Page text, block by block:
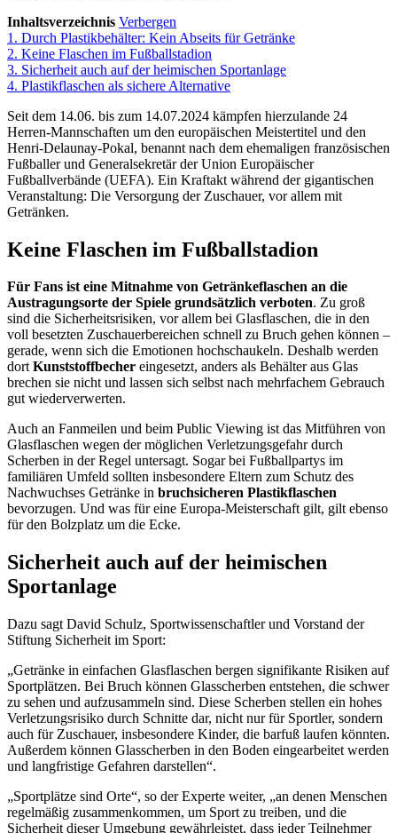
Inhaltsverzeichnis Verbergen
1. Durch Plastikbehälter: Kein Abseits für Getränke
2. Keine Flaschen im Fußballstadion
3. Sicherheit auch auf der heimischen Sportanlage
4. Plastikflaschen als sichere Alternative
Seit dem 14.06. bis zum 14.07.2024 kämpfen hierzulande 24
Herren-Mannschaften um den europäischen Meistertitel und den
Henri-Delaunay-Pokal, benannt nach dem ehemaligen französischen
Fußballer und Generalsekretär der Union Europäischer
Fußballverbände (UEFA). Ein Kraftakt während der gigantischen
Veranstaltung: Die Versorgung der Zuschauer, vor allem mit
Getränken.
Keine Flaschen im Fußballstadion
Für Fans ist eine Mitnahme von Getränkeflaschen an die
Austragungsorte der Spiele grundsätzlich verboten. Zu groß
sind die Sicherheitsrisiken, vor allem bei Glasflaschen, die in den
voll besetzten Zuschauerbereichen schnell zu Bruch gehen können –
gerade, wenn sich die Emotionen hochschaukeln. Deshalb werden
dortKunststoffbecher eingesetzt, anders als Behälter aus Glas
brechen sie nicht und lassen sich selbst nach mehrfachem Gebrauch
gut wiederverwerten.
Auch an Fanmeilen und beim Public Viewing ist das Mitführen von
Glasflaschen wegen der möglichen Verletzungsgefahr durch
Scherben in der Regel untersagt. Sogar bei Fußballpartys im
familiären Umfeld sollten insbesondere Eltern zum Schutz des
Nachwuchses Getränke in bruchsicheren Plastikflaschen
bevorzugen. Und was für eine Europa-Meisterschaft gilt, gilt ebenso
für den Bolzplatz um die Ecke.
Sicherheit auch auf der heimischen
Sportanlage
Dazu sagt David Schulz, Sportwissenschaftler und Vorstand der
Stiftung Sicherheit im Sport:
„Getränke in einfachen Glasflaschen bergen signifikante Risiken auf
Sportplätzen. Bei Bruch können Glasscherben entstehen, die schwer
zu sehen und aufzusammeln sind. Diese Scherben stellen ein hohes
Verletzungsrisiko durch Schnitte dar, nicht nur für Sportler, sondern
auch für Zuschauer, insbesondere Kinder, die barfuß laufen könnten.
Außerdem können Glasscherben in den Boden eingearbeitet werden
und langfristige Gefahren darstellen“.
„Sportplätze sind Orte“, so der Experte weiter, „an denen Menschen
regelmäßig zusammenkommen, um Sport zu treiben, und die
Sicherheit dieser Umgebung gewährleistet, dass jeder Teilnehmer